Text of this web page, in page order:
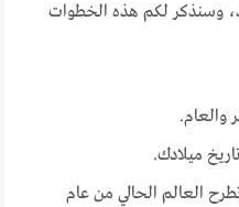
وسنذكر لكم هذه الخطوات
والعام.
ميلادك.
العالم الحالي من عام